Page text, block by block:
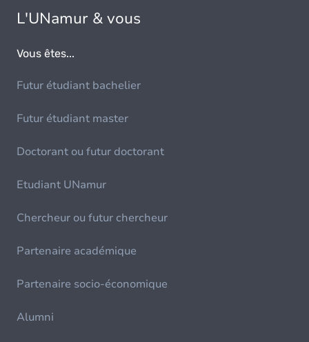
L'UNamur & vous
Vous êtes...
Futur étudiant bachelier
Futur étudiant master
Doctorant ou futur doctorant
Etudiant UNamur
Chercheur ou futur chercheur
Partenaire académique
Partenaire socio-économique
Alumni